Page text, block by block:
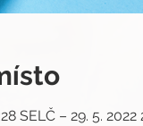
SELČ – 29. 5. 2022